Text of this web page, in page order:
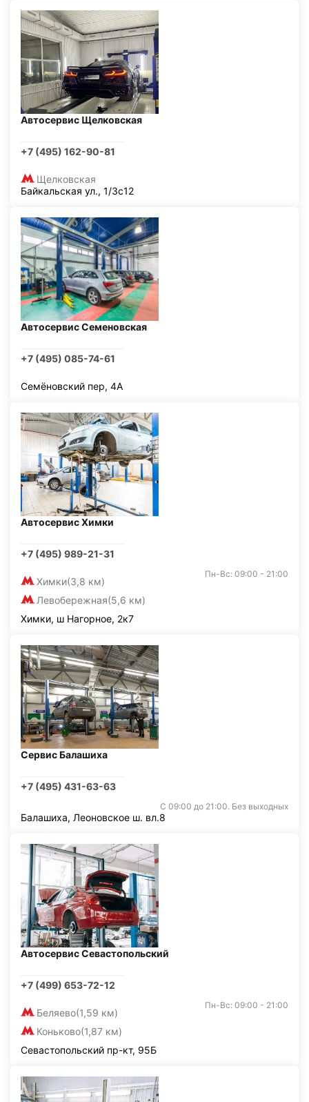
Автосервис Щелковская
+7 (495) 162-90-81
Щелковская
Байкальская ул., 1/3с12
Автосервис Семеновская
+7 (495) 085-74-61
Семёновский пер, 4А
Автосервис Химки
+7 (495) 989-21-31
Химки(3,8 км)
Левобережная(5,6 км)
Пн-Вс: 09:00 - 21:00
Химки, ш Нагорное, 2к7
Сервис Балашиха
+7 (495) 431-63-63
С 09:00 до 21:00. Без выходных
Балашиха, Леоновское ш. вл.8
Автосервис Севастопольский
+7 (499) 653-72-12
Беляево(1,59 км)
Коньково(1,87 км)
Пн-Вс: 09:00 - 21:00
Севастопольский пр-кт, 95Б